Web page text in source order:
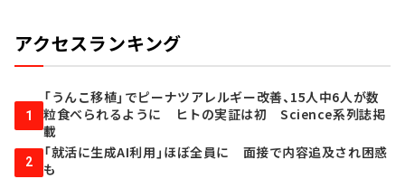
アクセスランキング
1
「うんこ移植」でピーナツアレルギー改善、15人中6人が数
粒食べられるように ヒトの実証は初 Science系列誌掲
載
2
「就活に生成AI利用」ほぼ全員に 面接で内容追及され困惑
も